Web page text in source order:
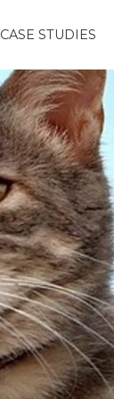
CASE STUDIES